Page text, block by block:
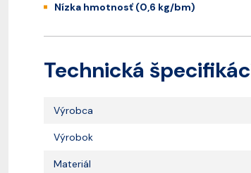
Nízka hmotnosť (0,6 kg/bm)
Technická
Výrobca
Výrobok
Materiál